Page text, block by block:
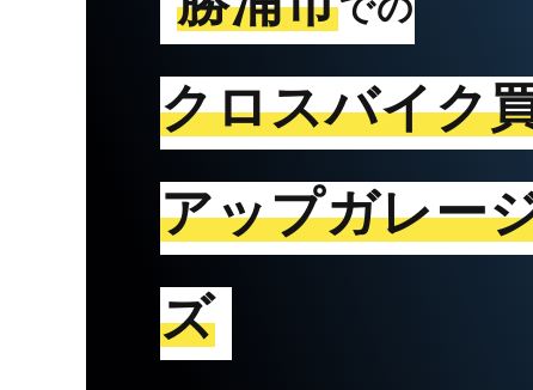
クロスバイク
アップガレー
ズ